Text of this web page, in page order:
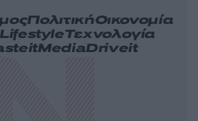
ΠολιτικήΟικονομία
Τεχνολογία
MediaDriveit